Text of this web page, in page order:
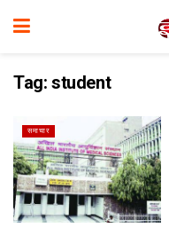
Tag: student
समाचार